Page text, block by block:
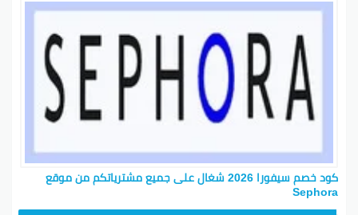
كود خصم سيفورا 2026 شغال على جميع مشترياتكم من موقع
Sephora